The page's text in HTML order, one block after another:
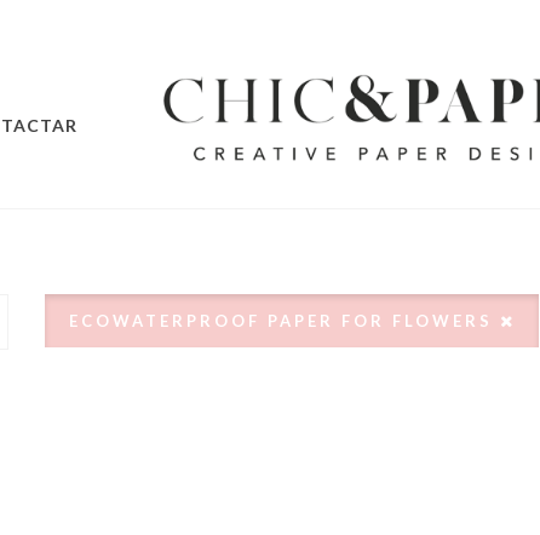
ECOWATERPROOF PAPER FOR FLOWERS